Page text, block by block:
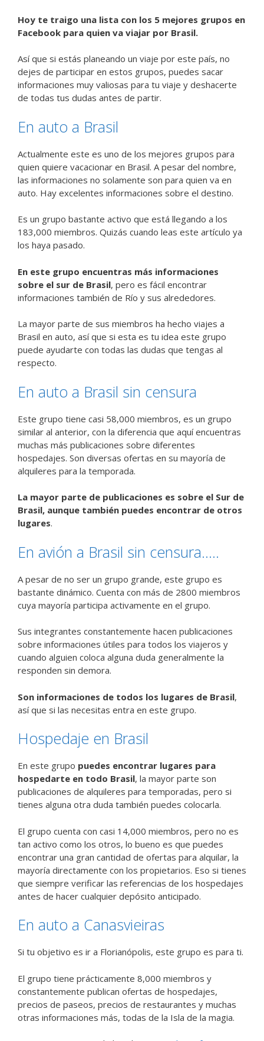
Hoy te traigo una lista con los 5 mejores grupos en
Facebook para quien va viajar por Brasil.
Así que si estás planeando un viaje por este país, no
dejes de participar en estos grupos, puedes sacar
informaciones muy valiosas para tu viaje y deshacerte
de todas tus dudas antes de partir.
En auto a Brasil
Actualmente este es uno de los mejores grupos para
quien quiere vacacionar en Brasil. A pesar del nombre,
las informaciones no solamente son para quien va en
auto. Hay excelentes informaciones sobre el destino.
Es un grupo bastante activo que está llegando a los
183,000 miembros. Quizás cuando leas este artículo ya
los haya pasado.
En este grupo encuentras más informaciones
sobre el sur de Brasil, pero es fácil encontrar
informaciones también de Río y sus alrededores.
La mayor parte de sus miembros ha hecho viajes a
Brasil en auto, así que si esta es tu idea este grupo
puede ayudarte con todas las dudas que tengas al
respecto.
En auto a Brasil sin censura
Este grupo tiene casi 58,000 miembros, es un grupo
similar al anterior, con la diferencia que aquí encuentras
muchas más publicaciones sobre diferentes
hospedajes. Son diversas ofertas en su mayoría de
alquileres para la temporada.
La mayor parte de publicaciones es sobre el Sur de
Brasil, aunque también puedes encontrar de otros
lugares.
En avión a Brasil sin censura…..
A pesar de no ser un grupo grande, este grupo es
bastante dinámico. Cuenta con más de 2800 miembros
cuya mayoría participa activamente en el grupo.
Sus integrantes constantemente hacen publicaciones
sobre informaciones útiles para todos los viajeros y
cuando alguien coloca alguna duda generalmente la
responden sin demora.
Son informaciones de todos los lugares de Brasil,
así que si las necesitas entra en este grupo.
Hospedaje en Brasil
En este grupo puedes encontrar lugares para
hospedarte en todo Brasil, la mayor parte son
publicaciones de alquileres para temporadas, pero si
tienes alguna otra duda también puedes colocarla.
El grupo cuenta con casi 14,000 miembros, pero no es
tan activo como los otros, lo bueno es que puedes
encontrar una gran cantidad de ofertas para alquilar, la
mayoría directamente con los propietarios. Eso si tienes
que siempre verificar las referencias de los hospedajes
antes de hacer cualquier depósito anticipado.
En auto a Canasvieiras
Si tu objetivo es ir a Florianópolis, este grupo es para ti.
El grupo tiene prácticamente 8,000 miembros y
constantemente publican ofertas de hospedajes,
precios de paseos, precios de restaurantes y muchas
otras informaciones más, todas de la Isla de la magia.